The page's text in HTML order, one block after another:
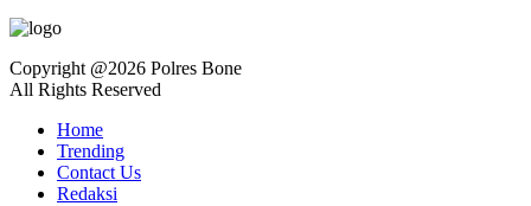
Copyright @2026 Polres Bone
All Rights Reserved
Home
Trending
Contact Us
Redaksi